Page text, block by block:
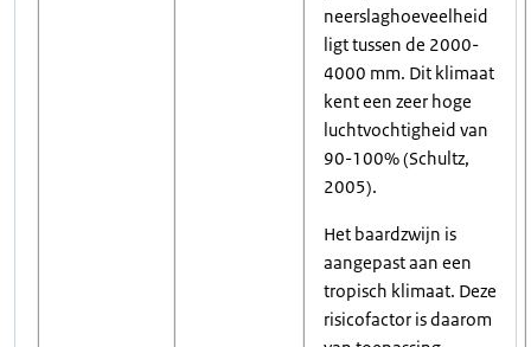
neerslaghoeveelheid
ligt tussen de 2000-
4000 mm. Dit klimaat
kent een zeer hoge
luchtvochtigheid van
90-100% (Schultz,
2005).
Het baardzwijn is
aangepast aan een
tropisch klimaat. Deze
risicofactor is daarom